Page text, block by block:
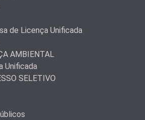
de Licença Unificada
AMBIENTAL
Unificada
SELETIVO